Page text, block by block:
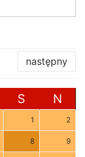
następny
S N
1 2
8 9